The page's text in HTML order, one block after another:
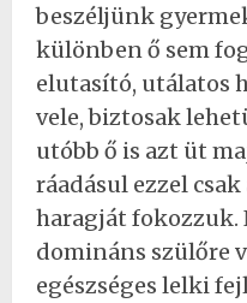
beszéljünk
különben ő sem
elutasító, utálatos
vele, biztosak
utóbb ő is azt üt
ráadásul ezzel csak
haragját fokozzuk.
domináns szülőre
egészséges lelki